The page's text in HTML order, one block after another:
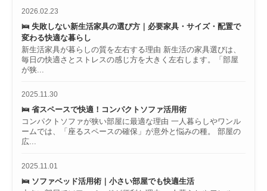
2026.02.23
🛌 失敗しない新生活家具の選び方｜必要家具・サイズ・配置で
変わる快適な暮らし
新生活家具が暮らしの質を左右する理由 新生活の家具選びは、
毎日の快適さとストレスの感じ方を大きく左右します。「部屋
が狭...
2025.11.30
🛌 省スペースで快適！コンパクトソファ活用術
コンパクトソファが狭い部屋に最適な理由 一人暮らしやワンル
ームでは、「座るスペースの確保」が意外と悩みの種。 部屋の
広...
2025.11.01
🛌 ソファベッド活用術｜小さい部屋でも快適生活